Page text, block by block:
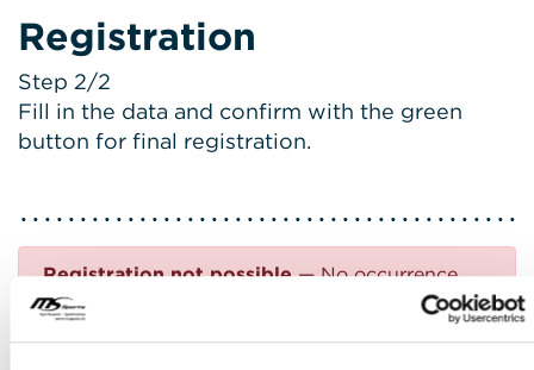
Registration
Step 2/2
Fill in the data and confirm with the green
button for final registration.
Registration not possible— No occurrence
found